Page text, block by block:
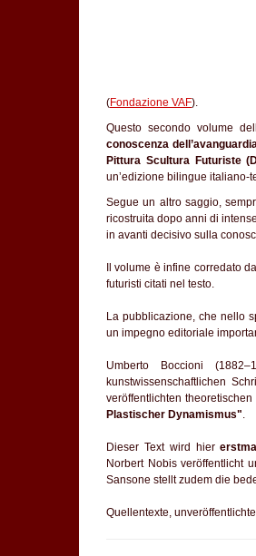
(Fondazione VAF).
Questo secondo volume
conoscenza
Pittura Scultura Futuriste
un’edizione bilingue italiano-
Segue un altro saggio,
ricostruita dopo anni di
in avanti decisivo sulla
Il volume è infine corredato
futuristi citati nel testo.
La pubblicazione, che nello
un impegno editoriale
Umberto Boccioni
kunstwissenschaftlichen
veröffentlichten
Plastischer Dynamismus".
Dieser Text wird hier
Norbert Nobis veröffentlicht
Sansone stellt zudem die
Quellentexte,